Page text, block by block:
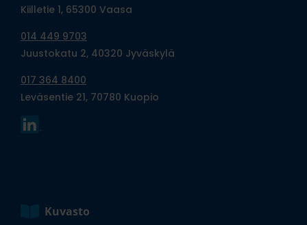
Kiilletie 1, 65300 Vaasa
014 449 9703
Juustokatu 2, 40320 Jyväskylä
017 364 8400
Leväsentie 21, 70780 Kuopio
Kuvasto